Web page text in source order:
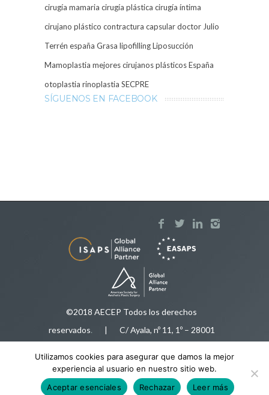
cirugía mamaria cirugía plástica cirugía íntima
cirujano plástico contractura capsulardoctor Julio
Terrén españa Grasa lipofillingLiposucción
Mamoplastia mejores cirujanos plásticos España
otoplastia rinoplastia SECPRE
SÍGUENOS EN FACEBOOK
©2018 AECEP Todos los derechos
reservados. | C/ Ayala, nº 11, 1º – 28001
Tfnos:91 575 50 35/ 616 92 78 34|
aecep@aecep.es
Utilizamos cookies para asegurar que damos la mejor
experiencia al usuario en nuestro sitio web.
Aceptar esenciales
Rechazar Leer más